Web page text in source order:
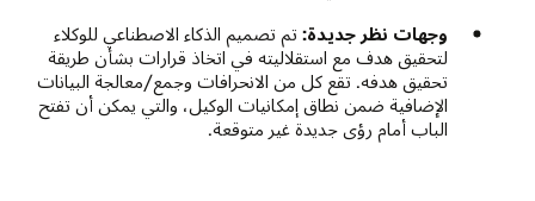
وجهات نظر جديدة: تم تصميم الذكاء الاصطناعي للوكلاء
لتحقيق هدف مع استقلاليته في اتخاذ قرارات بشأن طريقة
تحقيق هدفه. تقع كل من الانحرافات وجمع/معالجة البيانات
الإضافية ضمن نطاق إمكانيات الوكيل، والتي يمكن أن تفتح
الباب أمام رؤى جديدة غير متوقعة.